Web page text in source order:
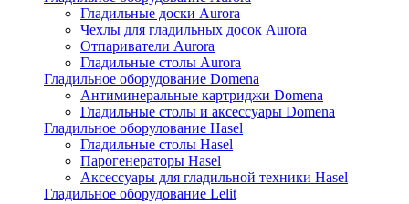
Гладильные доски Aurora
Чехлы для гладильных досок Aurora
Отпариватели Aurora
Гладильные столы Aurora
Гладильное оборудование Domena
Антиминеральные картриджи Domena
Гладильные столы и аксессуары Domena
Гладильное оборулование Hasel
Гладильные столы Hasel
Парогенераторы Hasel
Аксессуары для гладильной техники Hasel
Гладильное оборудование Lelit